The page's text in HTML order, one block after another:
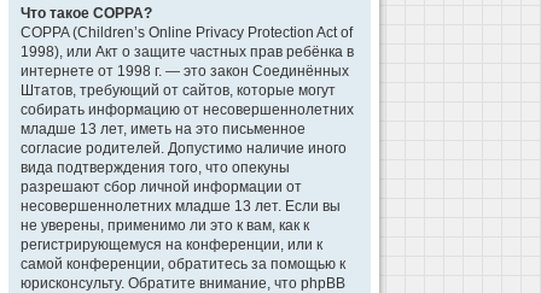
Что такое COPPA?
COPPA (Children’s Online Privacy Protection Act of
1998), или Акт о защите частных прав ребёнка в
интернете от 1998 г. — это закон Соединённых
Штатов, требующий от сайтов, которые могут
собирать информацию от несовершеннолетних
младше 13 лет, иметь на это письменное
согласие родителей. Допустимо наличие иного
вида подтверждения того, что опекуны
разрешают сбор личной информации от
несовершеннолетних младше 13 лет. Если вы
не уверены, применимо ли это к вам, как к
регистрирующемуся на конференции, или к
самой конференции, обратитесь за помощью к
юрисконсульту. Обратите внимание, что phpBB